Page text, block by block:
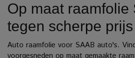
Op maat raamfolie
tegen scherpe prijs
Auto raamfolie voor SAAB auto's.